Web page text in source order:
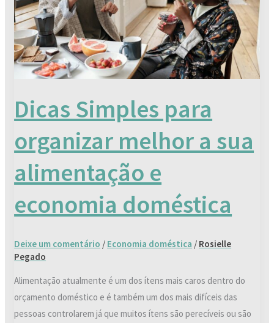
Dicas Simples para
organizar melhor a sua
alimentação e
economia doméstica
Deixe um comentário / Economia doméstica / Rosielle
Pegado
Alimentação atualmente é um dos ítens mais caros dentro do
orçamento doméstico e é também um dos mais difíceis das
pessoas controlarem já que muitos ítens são perecíveis ou são
a
sua
alimentação
e
economia